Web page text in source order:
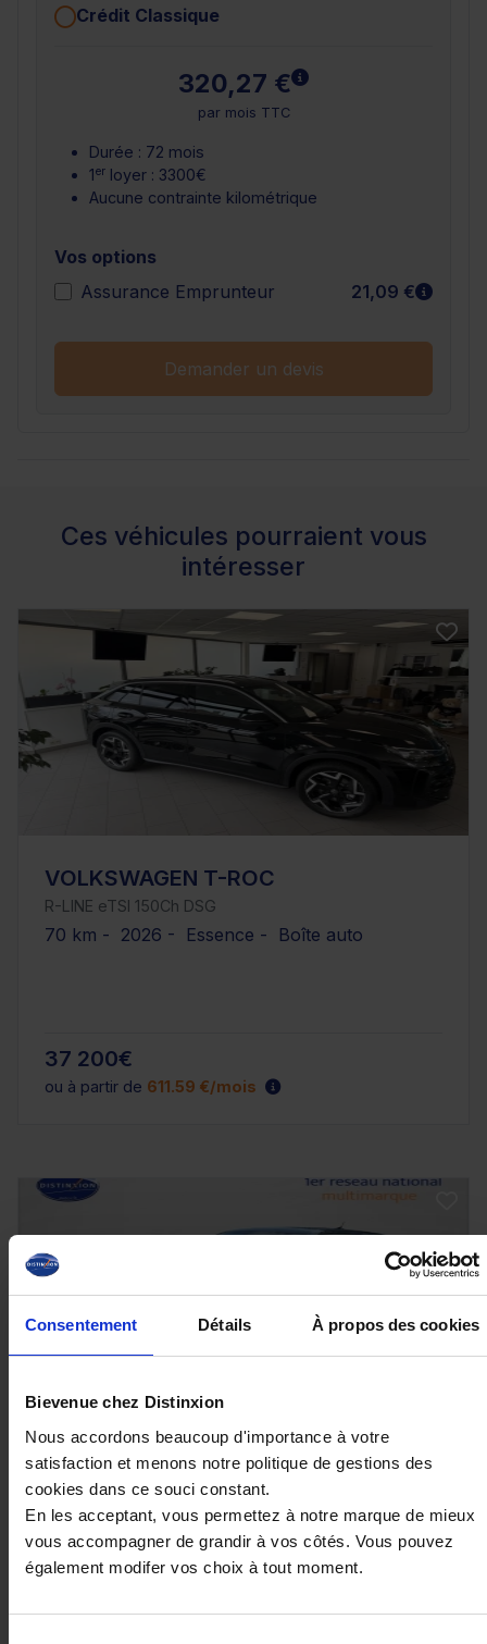
Consentement Détails À propos des cookies
Bievenue chez Distinxion
Nous accordons beaucoup d'importance à votre
satisfaction et menons notre politique de gestions des
cookies dans ce souci constant.
En les acceptant, vous permettez à notre marque de mieux
vous accompagner de grandir à vos côtés. Vous pouvez
également modifer vos choix à tout moment.
Crédit Classique
320,27 € En savoir plus
par mois TTC
Durée : 72 mois
1er loyer : 3300€
Aucune contrainte kilométrique
Vos options
Assurance Emprunteur
21,09 € En
Demander un devis
Ces véhicules pourraient vous
intéresser
VOLKSWAGEN T-ROC
R-LINE eTSI 150Ch DSG
70 km - 2026 - Essence - Boîte auto
37 200€
ou à partir de 611.59 €/mois
PEUGEOT 2008
1.2 hybrid 145 style e-dcs6